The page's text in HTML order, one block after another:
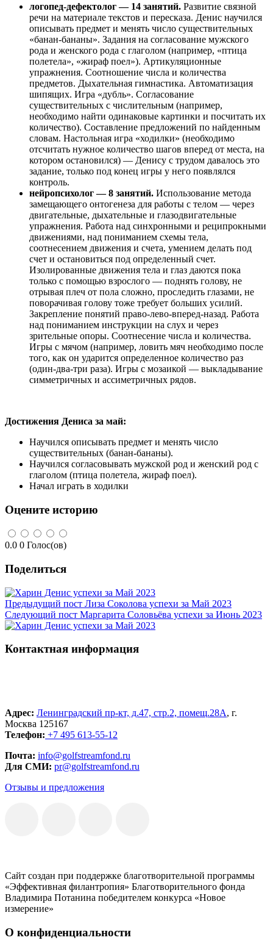
логопед-дефектолог — 14 занятий. Развитие связной
речи на материале текстов и пересказа. Денис научился
описывать предмет и менять число существительных
«банан-бананы». Задания на согласование мужского
рода и женского рода с глаголом (например, «птица
полетела», «жираф поел»). Артикуляционные
упражнения. Соотношение числа и количества
предметов. Дыхательная гимнастика. Автоматизация
шипящих. Игра «дубль». Согласование
существительных с числительным (например,
необходимо найти одинаковые картинки и посчитать их
количество). Составление предложений по найденным
словам. Настольная игра «ходилки» (необходимо
отсчитать нужное количество шагов вперед от места, на
котором остановился) — Денису с трудом давалось это
задание, только под конец игры у него появлялся
контроль.
нейропсихолог — 8 занятий. Использование метода
замещающего онтогенеза для работы с телом — через
двигательные, дыхательные и глазодвигательные
упражнения. Работа над синхронными и реципрокными
движениями, над пониманием схемы тела,
соотнесением движения и счета, умением делать под
счет и остановиться под определенный счет.
Изолированные движения тела и глаз даются пока
только с помощью взрослого — поднять голову, не
отрывая плеч от пола сложно, проследить глазами, не
поворачивая голову тоже требует больших усилий.
Закрепление понятий право-лево-вперед-назад. Работа
над пониманием инструкции на слух и через
зрительные опоры. Соотнесение числа и количества.
Игры с мячом (например, ловить мяч необходимо после
того, как он ударится определенное количество раз
(один-два-три раза). Игры с мозаикой — выкладывание
симметричных и ассиметричных рядов.
Достижения Дениса за май:
Научился описывать предмет и менять число
существительных (банан-бананы).
Научился согласовывать мужской род и женский род с
глаголом (птица полетела, жираф поел).
Начал играть в ходилки
Оцените историю
0.0 0 Голос(ов)
Поделиться
Предыдущий пост Лиза Соколова успехи за Май 2023
Следующий пост Маргарита Соловьёва успехи за Июнь 2023
Контактная информация
Адрес: Ленинградский пр-кт, д.47, стр.2, помещ.28А, г.
Москва 125167
Телефон: +7 495 613-55-12
Почта: info@golfstreamfond.ru
Для СМИ: pr@golfstreamfond.ru
Отзывы и предложения
Сайт создан при поддержке благотворительной программы
«Эффективная филантропия» Благотворительного фонда
Владимира Потанина победителем конкурса «Новое
измерение»
О конфиденциальности